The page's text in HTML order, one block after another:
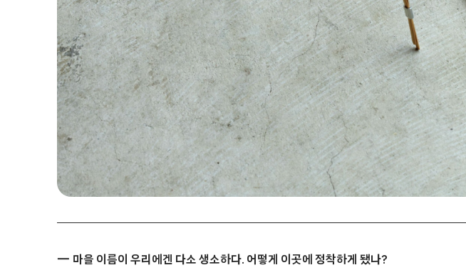
마을 이름이 우리에겐 다소 생소하다. 어떻게 이곳에 정착하게 됐나?